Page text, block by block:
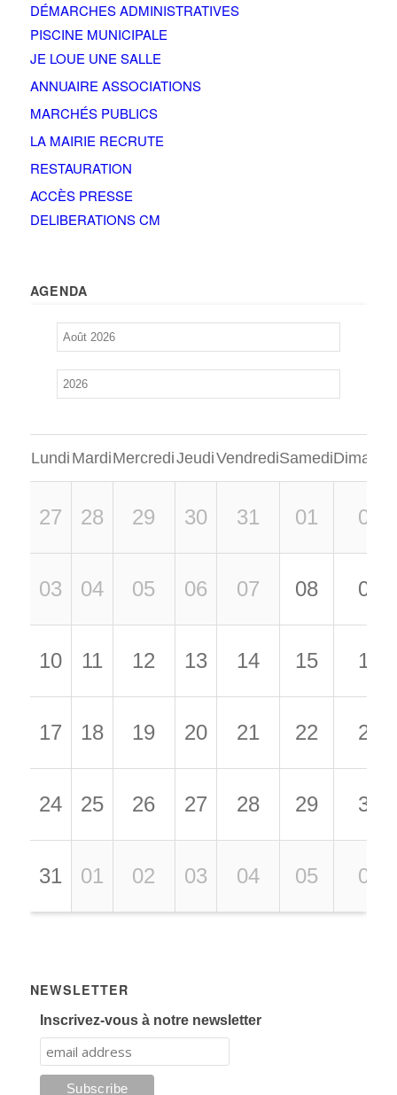
DÉMARCHES ADMINISTRATIVES
PISCINE MUNICIPALE
JE LOUE UNE SALLE
ANNUAIRE ASSOCIATIONS
MARCHÉS PUBLICS
LA MAIRIE RECRUTE
RESTAURATION
ACCÈS PRESSE
DELIBERATIONS CM
AGENDA
Lundi MardiMercrediJeudiVendrediSamedi
27 28 29 30 31 01 02
03 04 05 06 07 08 09
10 11 12 13 14 15 16
17 18 19 20 21 22 23
24 25 26 27 28 29 30
31 01 02 03 04 05 06
NEWSLETTER
Inscrivez-vous à notre newsletter